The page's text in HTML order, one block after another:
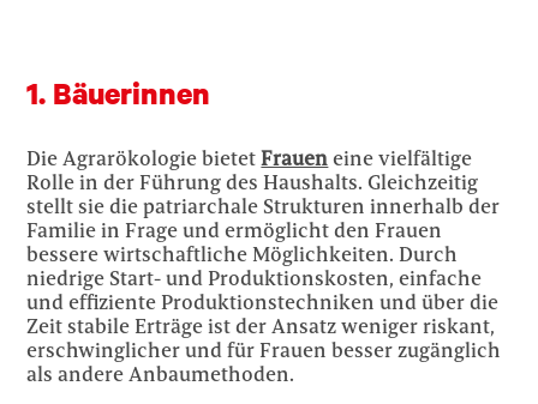
1. Bäuerinnen
Die Agrarökologie bietetFrauen eine vielfältige
Rolle in der Führung des Haushalts. Gleichzeitig
stellt sie die patriarchale Strukturen innerhalb der
Familie in Frage und ermöglicht den Frauen
bessere wirtschaftliche Möglichkeiten. Durch
niedrige Start- und Produktionskosten, einfache
und effiziente Produktionstechniken und über die
Zeit stabile Erträge ist der Ansatz weniger riskant,
erschwinglicher und für Frauen besser zugänglich
als andere Anbaumethoden.